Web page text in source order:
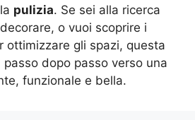
pulizia. Se sei alla ricerca
o vuoi scoprire i
ottimizzare gli spazi, questa
dopo passo verso una
funzionale e bella.